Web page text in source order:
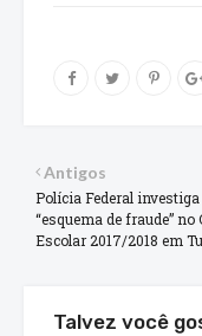
Antigos
Polícia Federal investiga
“esquema de fraude” no
Escolar 2017/2018 em
Talvez você